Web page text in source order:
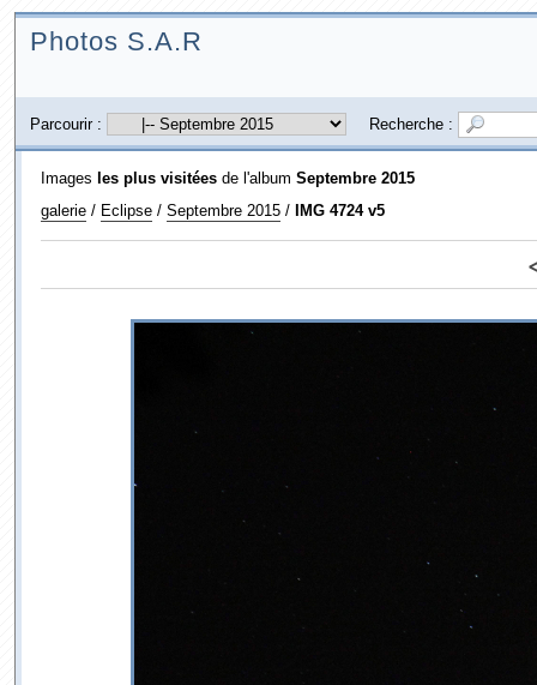
Photos S.A.R
Parcourir : Recherche :
Images les plus visitéesde l'album Septembre 2015
galerie/ Eclipse/ Septembre 2015/ IMG 4724 v5